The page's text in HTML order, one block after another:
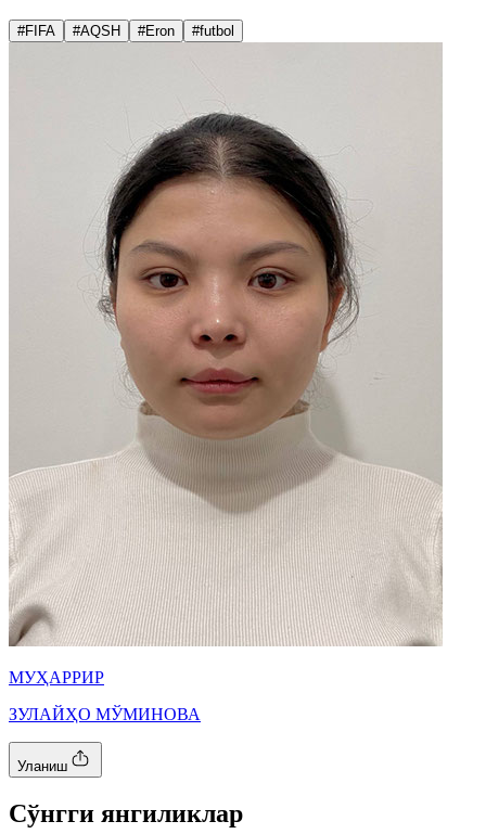
#FIFA #AQSH #Eron #futbol
МУҲАРРИР
ЗУЛАЙҲО МЎМИНОВА
Уланиш
Cўнгги янгиликлар